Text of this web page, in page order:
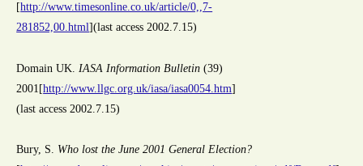
[http://www.timesonline.co.uk/article/0,,7-
281852,00.html](last access 2002.7.15)
Domain UK. IASA Information Bulletin (39)
2001[http://www.llgc.org.uk/iasa/iasa0054.htm]
(last access 2002.7.15)
Bury, S. Who lost the June 2001 General Election?